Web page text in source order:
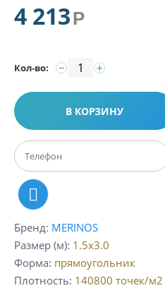
4 213Р
Кол-во: +
−
В КОРЗИНУ
Бренд MERINOS
Размер (м) 1.5x3.0
Форма прямоугольник
Плотность 140800 точек/м2